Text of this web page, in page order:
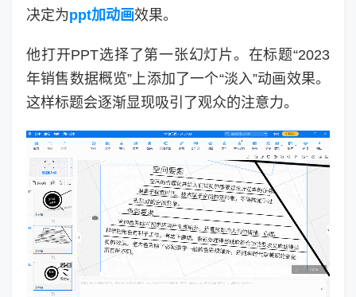
决定为ppt加动画效果。
他打开PPT选择了第一张幻灯片。在标题“2023
年销售数据概览”上添加了一个“淡入”动画效果。
这样标题会逐渐显现吸引了观众的注意力。